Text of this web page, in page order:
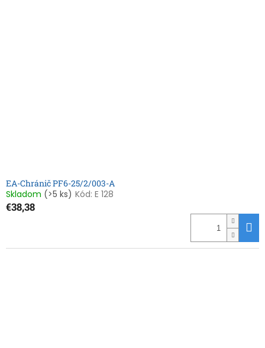
EA-Chránič PF6-25/2/003-A
Skladom (>5 ks) Kód: E 128
€38,38